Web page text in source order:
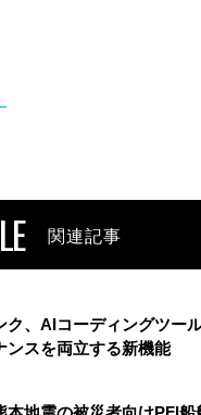
関連記事
ク、AIコーディングツー
ンスを両立する新機能